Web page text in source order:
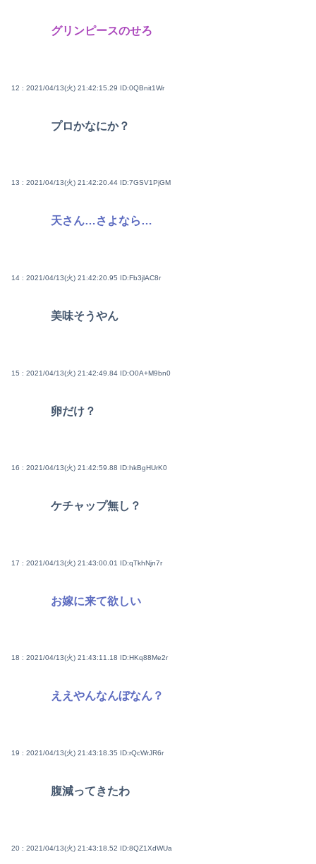
グリンピースのせろ
12 : 2021/04/13(火) 21:42:15.29 ID:0QBnit1Wr
プロかなにか？
13 : 2021/04/13(火) 21:42:20.44 ID:7GSV1PjGM
天さん…さよなら…
14 : 2021/04/13(火) 21:42:20.95 ID:Fb3jlAC8r
美味そうやん
15 : 2021/04/13(火) 21:42:49.84 ID:O0A+M9bn0
卵だけ？
16 : 2021/04/13(火) 21:42:59.88 ID:hkBgHUrK0
ケチャップ無し？
17 : 2021/04/13(火) 21:43:00.01 ID:qTkhNjn7r
お嫁に来て欲しい
18 : 2021/04/13(火) 21:43:11.18 ID:HKq88Me2r
ええやんなんぼなん？
19 : 2021/04/13(火) 21:43:18.35 ID:rQcWrJR6r
腹減ってきたわ
20 : 2021/04/13(火) 21:43:18.52 ID:8QZ1XdWUa